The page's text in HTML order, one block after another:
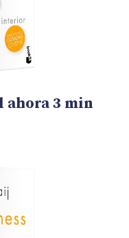
ahora 3 min